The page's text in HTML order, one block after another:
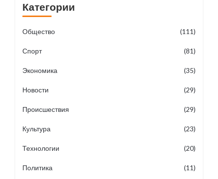
Категории
Общество (111)
Спорт (81)
Экономика (35)
Новости (29)
Происшествия (29)
Культура (23)
Технологии (20)
Политика (11)